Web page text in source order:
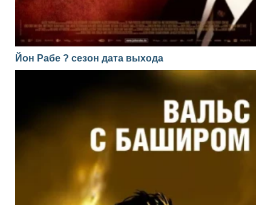
Йон Рабе ? сезон дата выхода